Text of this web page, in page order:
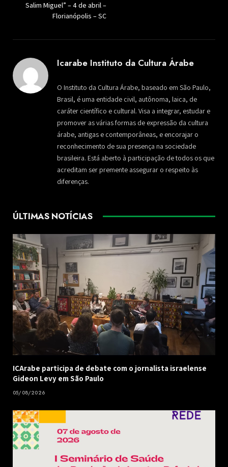
Salim Miguel” – 4 de abril –
Florianópolis – SC
Icarabe Instituto da Cultura Árabe
O Instituto da Cultura Árabe, baseado em São Paulo,
Brasil, é uma entidade civil, autônoma, laica, de
caráter científico e cultural. Visa a integrar, estudar e
promover as várias formas de expressão da cultura
árabe, antigas e contemporâneas, e encorajar o
reconhecimento de sua presença na sociedade
brasileira. Está aberto à participação de todos os que
acreditam ser premente assegurar o respeito às
diferenças.
ÚLTIMAS NOTÍCIAS
ICArabe participa de debate com o jornalista israelense
Gideon Levy em São Paulo
05/08/2026